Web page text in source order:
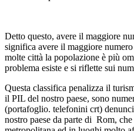
Detto questo, avere il maggiore
significa avere il maggiore
molte città la popolazione è più
problema esiste e si riflette sui
Questa classifica penalizza il
il PIL del nostro paese, sono
(portafoglio. telefonini crt)
nostro paese da parte di Rom,